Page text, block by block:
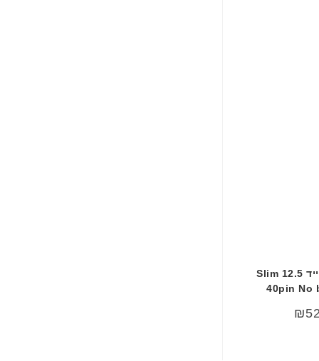
מסך למחשב נייד 12.5 Slim
40pin No
₪